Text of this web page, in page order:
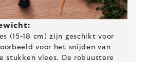
(15-18 cm) zijn geschikt voor
voor het snijden van
stukken vlees. De robuustere